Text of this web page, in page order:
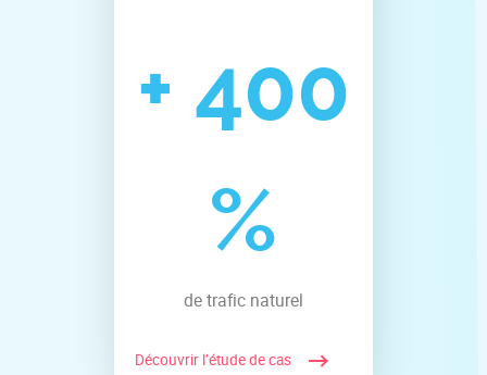
+ 400
%
de trafic naturel
Découvrir l’étude de cas